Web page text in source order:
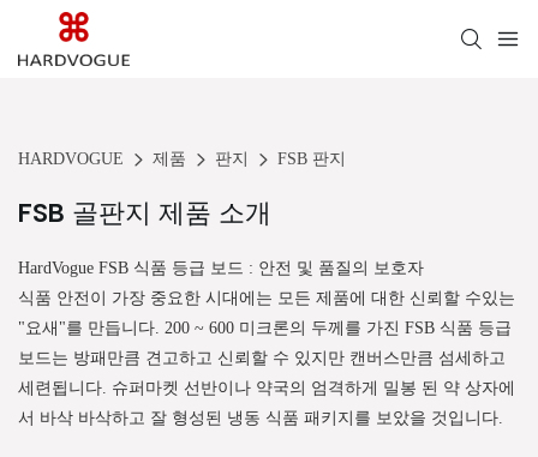
HARDVOGUE 제품 판지 FSB 판지
FSB 골판지 제품 소개
HardVogue FSB 식품 등급 보드 : 안전 및 품질의 보호자
식품 안전이 가장 중요한 시대에는 모든 제품에 대한 신뢰할 수있는
"요새"를 만듭니다. 200 ~ 600 미크론의 두께를 가진 FSB 식품 등급
보드는 방패만큼 견고하고 신뢰할 수 있지만 캔버스만큼 섬세하고
세련됩니다. 슈퍼마켓 선반이나 약국의 엄격하게 밀봉 된 약 상자에
서 바삭 바삭하고 잘 형성된 냉동 식품 패키지를 보았을 것입니다.